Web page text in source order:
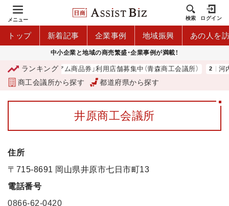
メニュー 検索 ログイン
トップ 新着記事 企業事例 地域振興 あの人を
中小企業と地域の商売繁盛・企業事例が満載！
ランキング
「青森市プレミアム商品券」利用店舗募集中（青森商工会議所） 河内
商工会議所から探す 都道府県から探す
井原商工会議所
住所
〒715-8691 岡山県井原市七日市町13
電話番号
0866-62-0420